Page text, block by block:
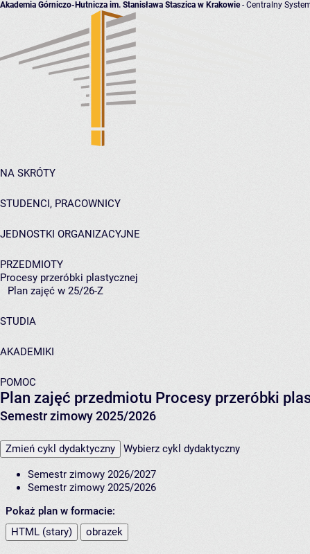
Akademia Górniczo-Hutnicza im. Stanisława Staszica w Krakowie- Centralny
NA SKRÓTY
STUDENCI, PRACOWNICY
JEDNOSTKI ORGANIZACYJNE
PRZEDMIOTY
Procesy przeróbki plastycznej
Plan zajęć w 25/26-Z
STUDIA
AKADEMIKI
POMOC
Plan zajęć przedmiotu Procesy przeróbki
Semestr zimowy 2025/2026
Zmień cykl dydaktyczny Wybierz cykl dydaktyczny
Semestr zimowy 2026/2027
Semestr zimowy 2025/2026
Pokaż plan w formacie:
HTML (stary)
obrazek